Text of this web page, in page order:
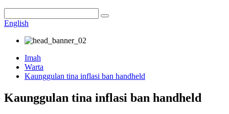
English
Imah
Warta
Kaunggulan tina inflasi ban handheld
Kaunggulan tina inflasi ban handheld